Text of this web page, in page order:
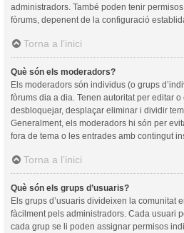
administradors. També poden tenir
fòrums, depenent de la configuració
Torna a l’inici
Què són els moderadors?
Els moderadors són individus (o grups
fòrums dia a dia. Tenen autoritat per editar
desbloquejar, desplaçar eliminar i dividir
Generalment, els moderadors hi són per
fora de tema o les entrades amb contingut
Torna a l’inici
Què són els grups d’usuaris?
Els grups d’usuaris divideixen la comunitat
fàcilment pels administradors. Cada usuari
cada grup se li poden assignar permisos